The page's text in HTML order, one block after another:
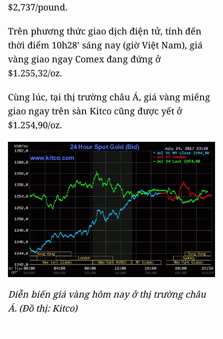
$2,737/pound.
Trên phương thức giao dịch điện tử, tính đến
thời điểm 10h28’ sáng nay (giờ Việt Nam), giá
vàng giao ngay Comex đang đứng ở
$1.255,32/oz.
Cùng lúc, tại thị trường châu Á, giá vàng miếng
giao ngay trên sàn Kitco cũng được yết ở
$1.254,90/oz.
Diễn biến giá vàng hôm nay ở thị trường châu
Á. (Đồ thị: Kitco)